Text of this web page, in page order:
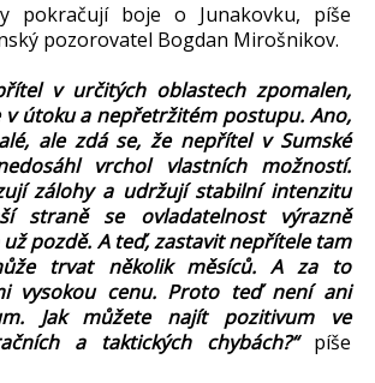
pokračují boje o Junakovku, píše
pozorovatel Bogdan Mirošnikov.
v určitých oblastech zpomalen,
v útoku a nepřetržitém postupu. Ano,
ale zdá se, že nepřítel v Sumské
vrchol vlastních možností.
zálohy a udržují stabilní intenzitu
straně se ovladatelnost výrazně
už pozdě. A teď, zastavit nepřítele tam
trvat několik měsíců. A za to
vysokou cenu. Proto teď není ani
Jak můžete najít pozitivum ve
a taktických chybách?“píše